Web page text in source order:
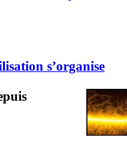
s’organise